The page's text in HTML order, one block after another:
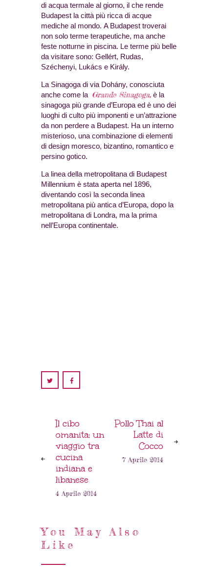
di acqua termale al giorno, il che rende
Budapest la città più ricca di acque
mediche al mondo. A Budapest troverai
non solo terme terapeutiche, ma anche
feste notturne in piscina. Le terme più belle
da visitare sono: Gellért, Rudas,
Széchenyi, Lukács e Király.
La Sinagoga di via Dohány, conosciuta
anche come la Grande Sinagoga, è la
sinagoga più grande d’Europa ed è uno dei
luoghi di culto più imponenti e un’attrazione
da non perdere a Budapest. Ha un interno
misterioso, una combinazione di elementi
di design moresco, bizantino, romantico e
persino gotico.
La linea della metropolitana di Budapest
Millennium è stata aperta nel 1896,
diventando così la seconda linea
metropolitana più antica d’Europa, dopo la
metropolitana di Londra, ma la prima
nell’Europa continentale.
Il cibo
omanita: un
viaggio tra
cucina
indiana e
libanese
4 Aprile 2014
Pollo Thai al
Latte di
Cocco
7 Aprile 2014
You May Also
Like